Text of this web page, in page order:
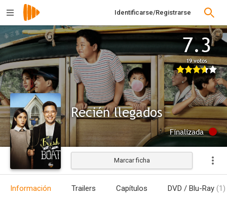
Identificarse/Registrarse
7.3
19 votos
Recién llegados
Finalizada
Marcar ficha
Información Trailers Capítulos DVD / Blu-Ray (1)